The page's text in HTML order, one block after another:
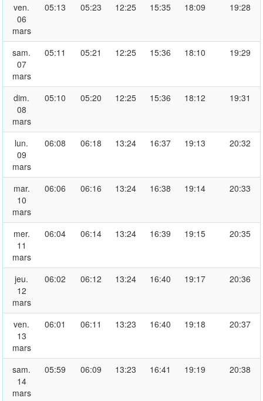
ven.
06
mars
05:13 05:23 12:25 15:35 18:09 19:28
sam.
07
mars
05:11 05:21 12:25 15:36 18:10 19:29
dim.
08
mars
05:10 05:20 12:25 15:36 18:12 19:31
lun.
09
mars
06:08 06:18 13:24 16:37 19:13 20:32
mar.
10
mars
06:06 06:16 13:24 16:38 19:14 20:33
mer.
11
mars
06:04 06:14 13:24 16:39 19:15 20:35
jeu.
12
mars
06:02 06:12 13:24 16:40 19:17 20:36
ven.
13
mars
06:01 06:11 13:23 16:40 19:18 20:37
sam.
14
mars
05:59 06:09 13:23 16:41 19:19 20:38